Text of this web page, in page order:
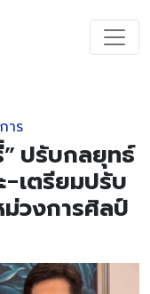
าร
ปรับกลยุทธ์
-เตรียมปรับ
วงการศิลป์